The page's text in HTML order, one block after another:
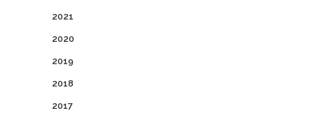
2021
2020
2019
2018
2017